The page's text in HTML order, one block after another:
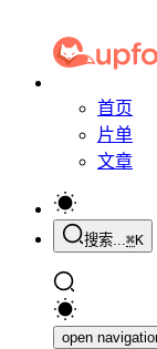
首页
片单
文章
搜索...⌘K
open